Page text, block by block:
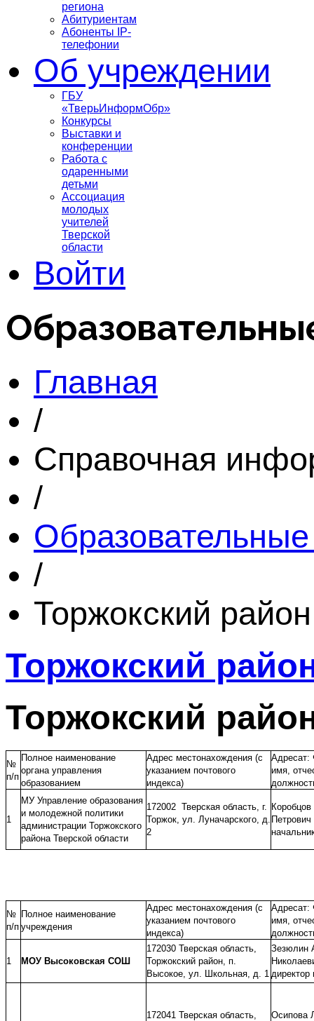
региона
Абитуриентам
Абоненты IP-
телефонии
Об учреждении
ГБУ
«ТверьИнформОбр»
Конкурсы
Выставки и
конференции
Работа с
одаренными
детьми
Ассоциация
молодых
учителей
Тверской
области
Войти
Главная
/
Справочная
/
/
Торжокский район
Торжокский
Торжокский
№
п/п
Полное наименование
органа управления
образованием
Адрес местонахождения (с
указанием почтового
индекса)
Адресат:
имя,
1
МУ Управление образования
и молодежной политики
администрации Торжокского
района Тверской области
172002 Тверская область, г.
Торжок, ул. Луначарского, д.
2
Петрович
№
п/п
Полное наименование
учреждения
Адрес местонахождения (с
указанием почтового
индекса)
Адресат:
имя,
1 МОУ Высоковская СОШ
172030 Тверская область,
Торжокский район, п.
Высокое, ул. Школьная, д. 1
Зезюлин
172041 Тверская область, Осипова